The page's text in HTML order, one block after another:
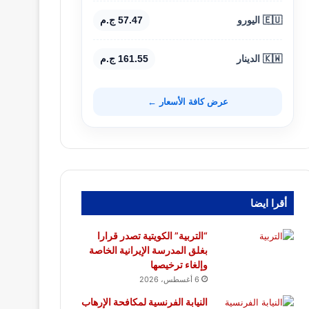
🇪🇺 اليورو 57.47 ج.م
🇰🇼 الدينار 161.55 ج.م
عرض كافة الأسعار ←
أقرا ايضا
“التربية” الكويتية تصدر قرارا
بغلق المدرسة الإيرانية الخاصة
وإلغاء ترخيصها
6 أغسطس، 2026
النيابة الفرنسية لمكافحة الإرهاب